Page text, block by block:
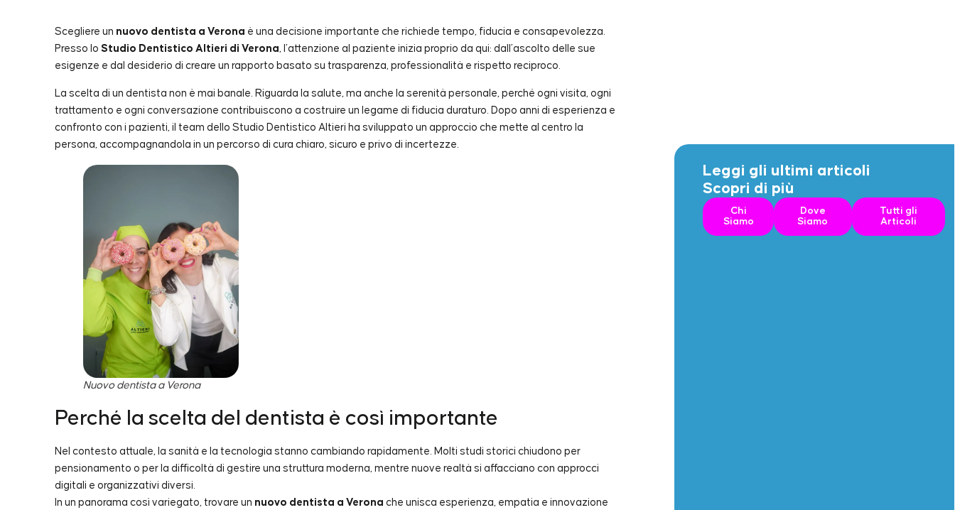
Scegliere un nuovo dentista a Verona è una decisione importante che richiede tempo, fiducia e consapevolezza.
Presso loStudio Dentistico Altieri di Verona, l’attenzione al paziente inizia proprio da qui: dall’ascolto delle sue
esigenze e dal desiderio di creare un rapporto basato su trasparenza, professionalità e rispetto reciproco.
La scelta di un dentista non è mai banale. Riguarda la salute, ma anche la serenità personale, perché ogni visita, ogni
trattamento e ogni conversazione contribuiscono a costruire un legame di fiducia duraturo. Dopo anni di esperienza e
confronto con i pazienti, il team dello Studio Dentistico Altieri ha sviluppato un approccio che mette al centro la
persona, accompagnandola in un percorso di cura chiaro, sicuro e privo di incertezze.
Nuovo dentista a Verona
Perché la scelta del dentista è così importante
Nel contesto attuale, la sanità e la tecnologia stanno cambiando rapidamente. Molti studi storici chiudono per
pensionamento o per la difficoltà di gestire una struttura moderna, mentre nuove realtà si affacciano con approcci
digitali e organizzativi diversi.
In un panorama così variegato, trovare un nuovo dentista a Verona che unisca esperienza, empatia e innovazione
Leggi gli ultimi articoli
Scopri di più
Chi
Siamo
Dove
Siamo
Tutti gli
Articoli